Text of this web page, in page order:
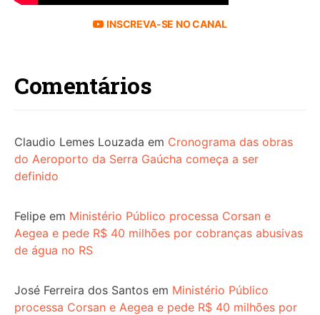
INSCREVA-SE NO CANAL
Comentários
Claudio Lemes Louzada em Cronograma das obras
do Aeroporto da Serra Gaúcha começa a ser
definido
Felipe em Ministério Público processa Corsan e
Aegea e pede R$ 40 milhões por cobranças abusivas
de água no RS
José Ferreira dos Santos em Ministério Público
processa Corsan e Aegea e pede R$ 40 milhões por